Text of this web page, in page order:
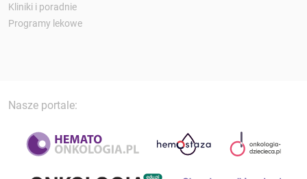
Kliniki i poradnie
Programy lekowe
Nasze portale: